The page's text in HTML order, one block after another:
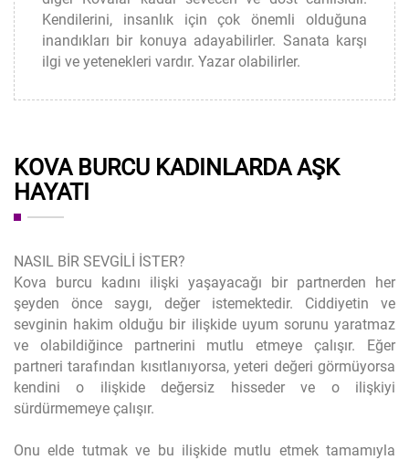
Kendilerini, insanlık için çok önemli olduğuna
inandıkları bir konuya adayabilirler. Sanata karşı
ilgi ve yetenekleri vardır. Yazar olabilirler.
KOVA BURCU KADINLARDA AŞK
HAYATI
NASIL BİR SEVGİLİ İSTER?
Kova burcu kadını ilişki yaşayacağı bir partnerden her
şeyden önce saygı, değer istemektedir. Ciddiyetin ve
sevginin hakim olduğu bir ilişkide uyum sorunu yaratmaz
ve olabildiğince partnerini mutlu etmeye çalışır. Eğer
partneri tarafından kısıtlanıyorsa, yeteri değeri görmüyorsa
kendini o ilişkide değersiz hisseder ve o ilişkiyi
sürdürmemeye çalışır.
Onu elde tutmak ve bu ilişkide mutlu etmek tamamıyla